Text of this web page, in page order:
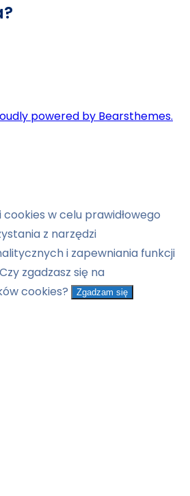
powered by Bearsthemes.
w celu prawidłowego
z narzędzi
i zapewniania funkcji
zgadzasz się na
cookies?
Zgadzam się